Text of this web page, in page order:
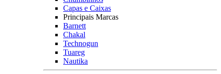
Capas e Caixas
Principais Marcas
Barnett
Chakal
Technogun
Tuareg
Nautika